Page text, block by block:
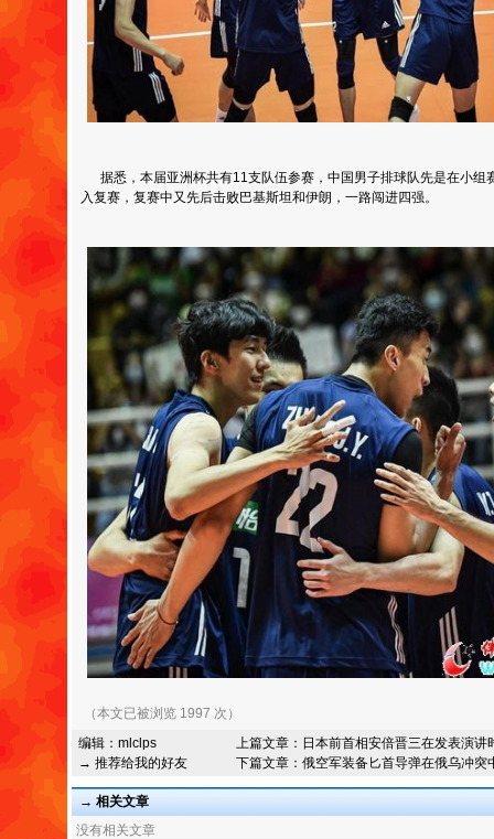
据悉，本届亚洲杯共有11支队伍参赛，中国男子排球队先是在小组
入复赛，复赛中又先后击败巴基斯坦和伊朗，一路闯进四强。
（本文已被浏览 1997 次）
编辑： mlclps
→ 推荐给我的好友
上篇文章： 日本前首相安倍晋三在发表演讲
下篇文章： 俄空军装备匕首导弹在俄乌冲突
→ 相关文章
没有相关文章